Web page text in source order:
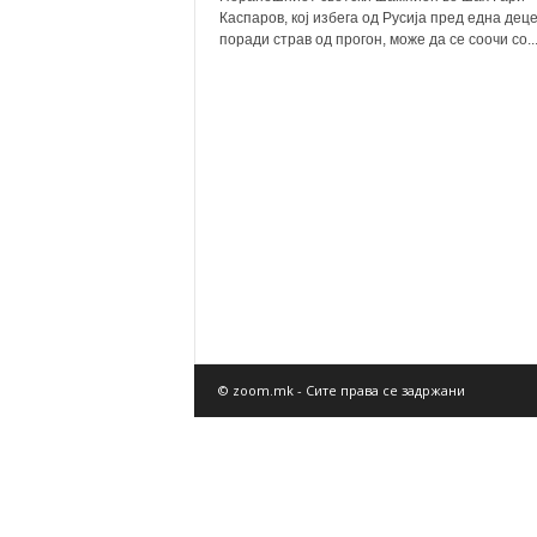
Каспаров, кој избега од Русија пред една
поради страв од прогон, може да се соочи со...
© zoom.mk - Сите права се задржани